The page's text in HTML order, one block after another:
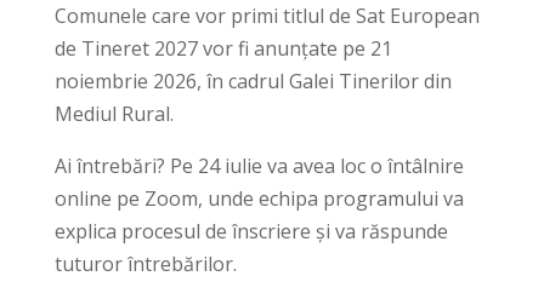
Comunele care vor primi titlul de Sat European
de Tineret 2027 vor fi anunțate pe 21
noiembrie 2026, în cadrul Galei Tinerilor din
Mediul Rural.
Ai întrebări? Pe 24 iulie va avea loc o întâlnire
online pe Zoom, unde echipa programului va
explica procesul de înscriere și va răspunde
tuturor întrebărilor.